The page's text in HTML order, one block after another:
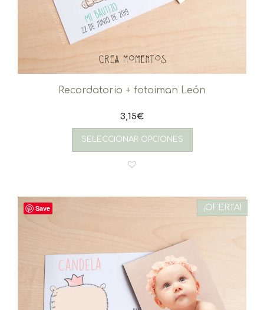
Recordatorio + fotoiman León
3,15€
SELECCIONAR OPCIONES
Save ¡OFERTA!